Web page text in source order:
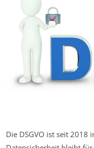
Die DSGVO ist seit